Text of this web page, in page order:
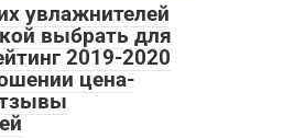
увлажнителей
выбрать для
2019-2020
цена-